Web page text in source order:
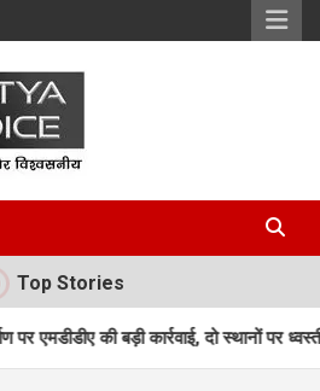
Top Stories
दो स्थानों पर ध्वस्तीकरण; मसूरी मार्ग पर